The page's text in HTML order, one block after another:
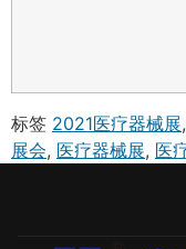
标签 2021医疗器械展,
展会, 医疗器械展, 医